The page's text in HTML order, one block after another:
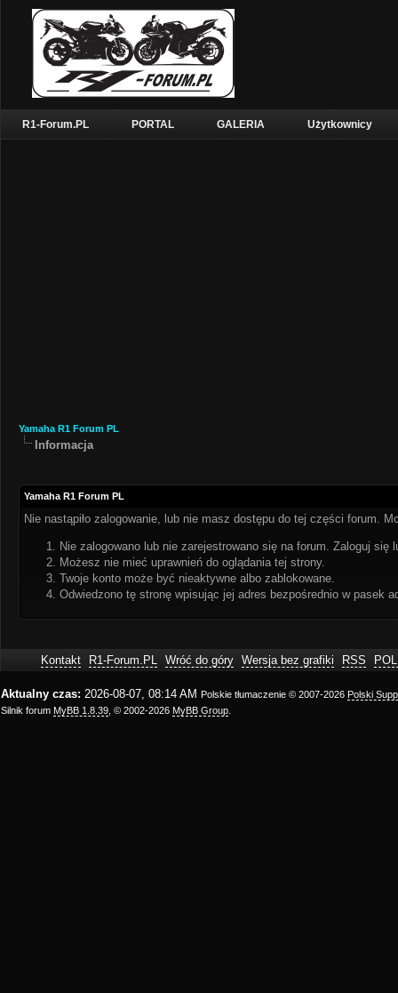
R1-Forum.PL PORTAL GALERIA Użytkownicy
Yamaha R1 Forum PL
Informacja
Yamaha R1 Forum PL
Nie nastąpiło zalogowanie, lub nie masz dostępu do tej części forum.
Nie zalogowano lub nie zarejestrowano się na forum. Zaloguj się
Możesz nie mieć uprawnień do oglądania tej strony.
Twoje konto może być nieaktywne albo zablokowane.
Odwiedzono tę stronę wpisując jej adres bezpośrednio w pasek
Kontakt R1-Forum.PL Wróć do góry Wersja bez grafiki RSS
Aktualny czas: 2026-08-07, 08:14 AM Polskie tłumaczenie © 2007-2026 Polski
Silnik forum MyBB 1.8.39 , © 2002-2026 MyBB Group